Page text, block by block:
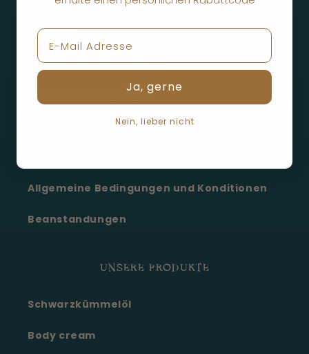
Kontakt
Häufig gestellte Fragen
Versandbedingungen
Rückgabepolitik
Allgemeine Bedingungen und Konditionen
Beanstandungen
UNSERE PRODUKTE
Schwarzkümmelöl
Body cream
Ja, gerne
Nein, lieber nicht